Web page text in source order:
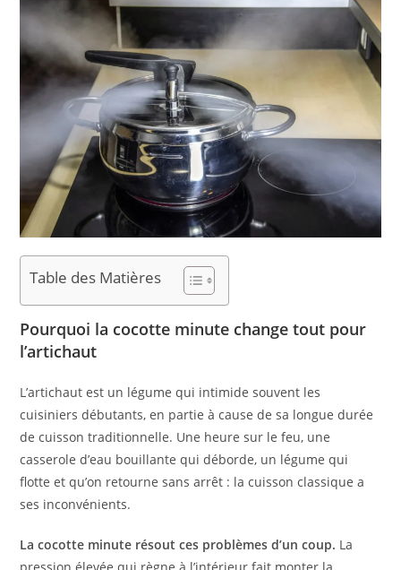
Table des Matières
Pourquoi la cocotte minute change tout pour
l’artichaut
L’artichaut est un légume qui intimide souvent les
cuisiniers débutants, en partie à cause de sa longue durée
de cuisson traditionnelle. Une heure sur le feu, une
casserole d’eau bouillante qui déborde, un légume qui
flotte et qu’on retourne sans arrêt : la cuisson classique a
ses inconvénients.
La cocotte minute résout ces problèmes d’un coup. La